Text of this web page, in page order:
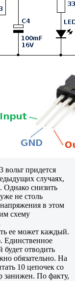
вольт придется
случаях,
Однако снизить
не столь
в этом
схему
ее может каждый.
Единственное
будет отводить
обязательно. На
10 цепочек со
занижен. По факту,